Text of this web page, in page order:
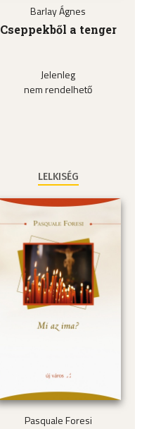
Barlay Ágnes
Cseppekből a tenger
Jelenleg
nem rendelhető
LELKISÉG
Pasquale Foresi